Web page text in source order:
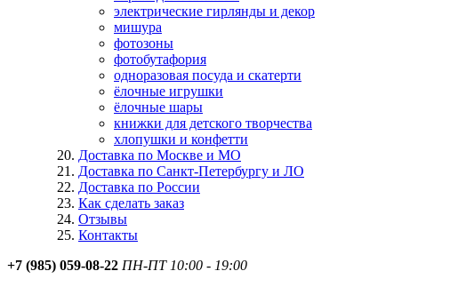
электрические гирлянды и декор
мишура
фотозоны
фотобутафория
одноразовая посуда и скатерти
ёлочные игрушки
ёлочные шары
книжки для детского творчества
хлопушки и конфетти
Доставка по Москве и МО
Доставка по Санкт-Петербургу и ЛО
Доставка по России
Как сделать заказ
Отзывы
Контакты
+7 (985) 059-08-22 ПН-ПТ 10:00 - 19:00